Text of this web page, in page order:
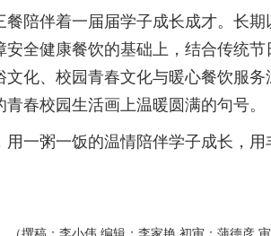
陪伴着一届届学子成长成才。长期
全健康餐饮的基础上，结合传统节
化、校园青春文化与暖心餐饮服务
春校园生活画上温暖圆满的句号。
一粥一饭的温情陪伴学子成长，用